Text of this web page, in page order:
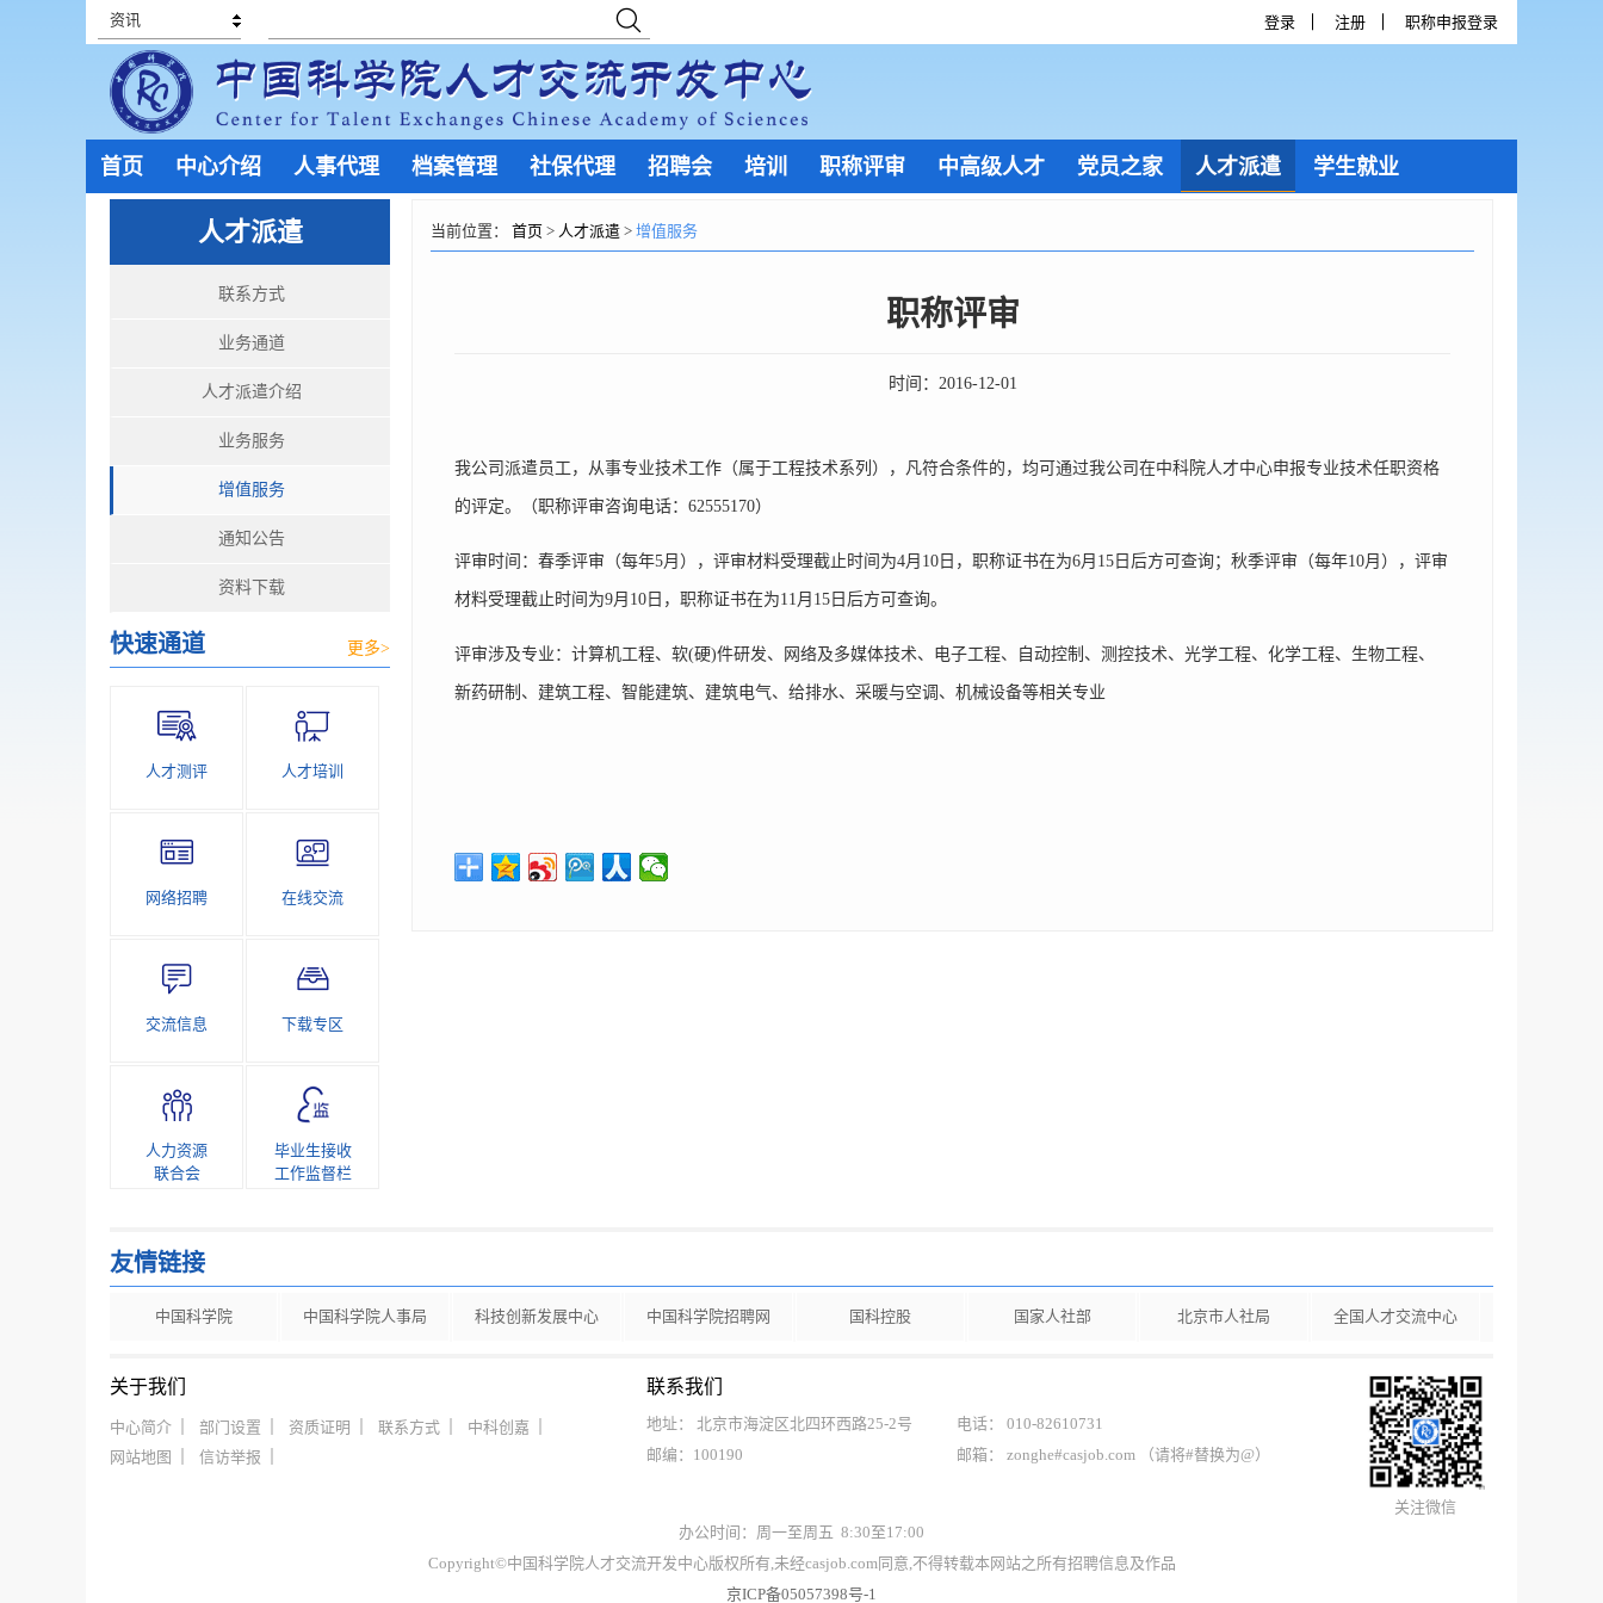
资讯 登录 注册 职称申报登录
首页 中心介绍 人事代理 档案管理 社保代理 招聘会 培训 职称评审 中高级人才 党员之家 人才派遣 学生就业
人才派遣
联系方式
业务通道
人才派遣介绍
业务服务
增值服务
通知公告
资料下载
快速通道 更多>
人才测评 人才培训
网络招聘 在线交流
交流信息 下载专区
人力资源
联合会
毕业生接收
工作监督栏
当前位置： 首页 > 人才派遣 > 增值服务
职称评审
时间： 2016-12-01
我公司派遣员工，从事专业技术工作（属于工程技术系列），凡符合条件的，均可通过我公司在中科院人才中心申报专业技术任职资格
的评定。（职称评审咨询电话：62555170）
评审时间：春季评审（每年5月），评审材料受理截止时间为4月10日，职称证书在为6月15日后方可查询；秋季评审（每年10月），评审
材料受理截止时间为9月10日，职称证书在为11月15日后方可查询。
评审涉及专业：计算机工程、软(硬)件研发、网络及多媒体技术、电子工程、自动控制、测控技术、光学工程、化学工程、生物工程、
新药研制、建筑工程、智能建筑、建筑电气、给排水、采暖与空调、机械设备等相关专业
友情链接
中国科学院 中国科学院人事局 科技创新发展中心 中国科学院招聘网 国科控股 国家人社部 北京市人社局 全国人才交流中心
关于我们
中心简介 部门设置 资质证明 联系方式
中科创嘉
网站地图
信访举报
联系我们
地址： 北京市海淀区北四环西路25-2号
电话： 010-82610731
邮编：100190
邮箱： zonghe#casjob.com （请将#替换为@）
关注微信
办公时间：周一至周五 8:30至17:00
Copyright©中国科学院人才交流开发中心版权所有,未经casjob.com同意,不得转载本网站之所有招聘信息及作品
京ICP备05057398号-1